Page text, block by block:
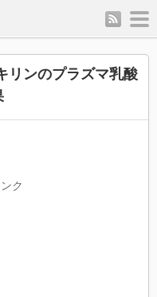
rss
リンのプラズマ乳酸
ク